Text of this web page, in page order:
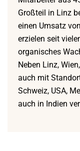
Großteil in Linz
einen Umsatz
erzielen seit
organisches
Neben Linz,
auch mit
Schweiz, USA,
auch in Indien